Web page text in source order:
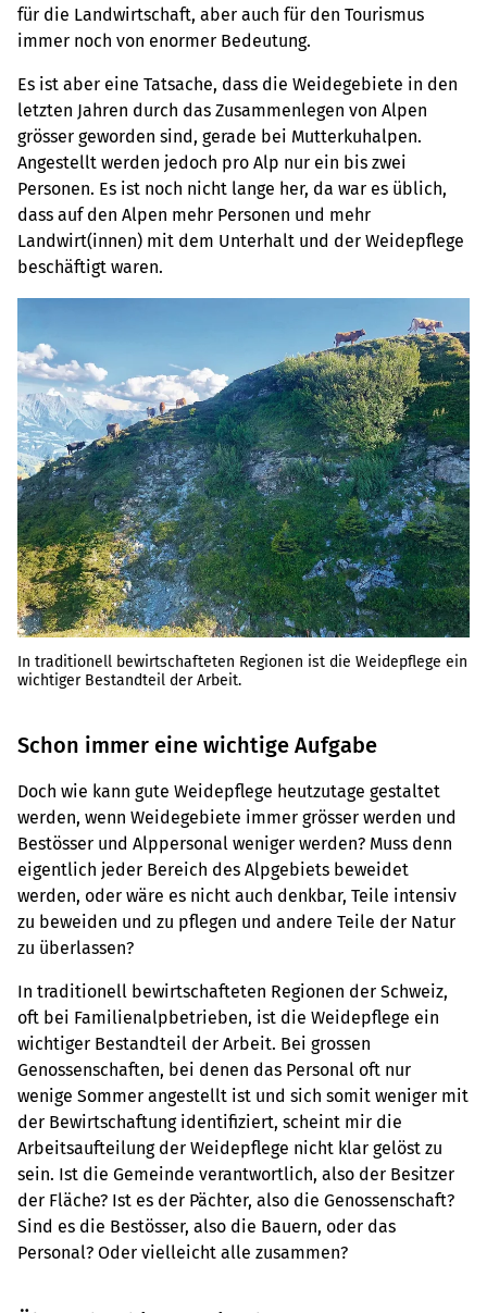
für die Landwirtschaft, aber auch für den Tourismus
immer noch von enormer Bedeutung.
Es ist aber eine Tatsache, dass die Weidegebiete in den
letzten Jahren durch das Zusammenlegen von Alpen
grösser geworden sind, gerade bei Mutterkuhalpen.
Angestellt werden jedoch pro Alp nur ein bis zwei
Personen. Es ist noch nicht lange her, da war es üblich,
dass auf den Alpen mehr Personen und mehr
Landwirt(innen) mit dem Unterhalt und der Weidepflege
beschäftigt waren.
In traditionell bewirtschafteten Regionen ist die Weidepflege ein
wichtiger Bestandteil der Arbeit.
Schon immer eine wichtige Aufgabe
Doch wie kann gute Weidepflege heutzutage gestaltet
werden, wenn Weidegebiete immer grösser werden und
Bestösser und Alppersonal weniger werden? Muss denn
eigentlich jeder Bereich des Alpgebiets beweidet
werden, oder wäre es nicht auch denkbar, Teile intensiv
zu beweiden und zu pflegen und andere Teile der Natur
zu überlassen?
In traditionell bewirtschafteten Regionen der Schweiz,
oft bei Familienalpbetrieben, ist die Weidepflege ein
wichtiger Bestandteil der Arbeit. Bei grossen
Genossenschaften, bei denen das Personal oft nur
wenige Sommer angestellt ist und sich somit weniger mit
der Bewirtschaftung identifiziert, scheint mir die
Arbeitsaufteilung der Weidepflege nicht klar gelöst zu
sein. Ist die Gemeinde verantwortlich, also der Besitzer
der Fläche? Ist es der Pächter, also die Genossenschaft?
Sind es die Bestösser, also die Bauern, oder das
Personal? Oder vielleicht alle zusammen?